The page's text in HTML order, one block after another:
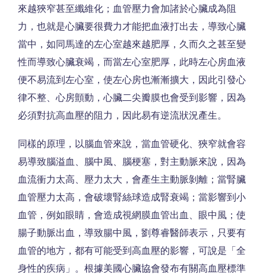
來越狹窄甚至纖維化；血管壓力會加諸於心臟成為阻
力，也就是心臟要很費力才能把血液打出去，導致心臟
當中，如同馬達的左心室越來越肥厚，久而久之甚至變
性而導致心臟衰竭，而當左心室肥厚，此時左心房血液
便不易流到左心室，使左心房也漸漸擴大，因此引發心
律不整、心房顫動，心臟二尖瓣膜也會受到影響，因為
必須對抗高血壓的阻力，因此易有逆流狀況產生。
同樣的原理，以腦血管來說，當血管硬化、狹窄就會容
易導致腦溢血、腦中風、腦梗塞，對主動脈來說，因為
血流衝力太高、壓力太大，會產生主動脈剝離；當腎臟
血管壓力太高，會破壞腎絲球造成腎衰竭；當影響到小
血管，例如眼睛，會造成視網膜血管出血、眼中風；使
腸子動脈出血，導致腸中風，劉尊睿醫師表示，只要有
血管的地方，都有可能受到高血壓的影響，可說是「全
身性的疾病」。根據美國心臟協會發布有關高血壓標準